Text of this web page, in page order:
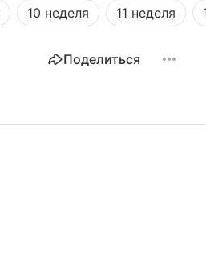
10 неделя 11 неделя
Поделиться